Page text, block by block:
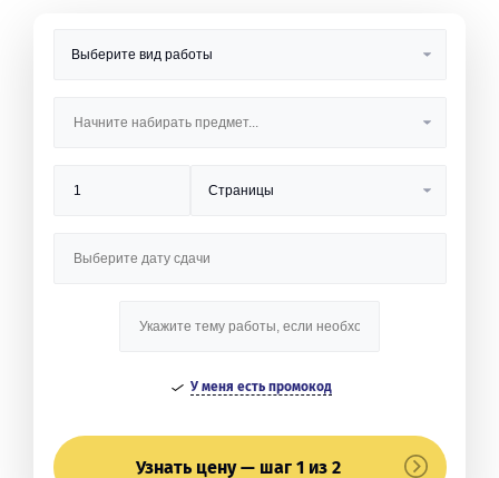
У меня есть промокод
Узнать цену — шаг 1 из 2